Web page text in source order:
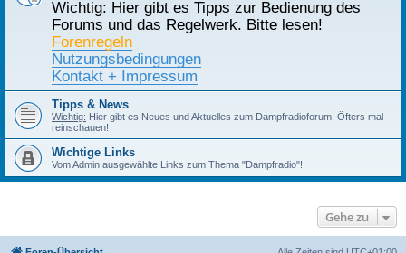
Wichtig: Hier gibt es Tipps zur Bedienung des
Forums und das Regelwerk. Bitte lesen!
Forenregeln
Nutzungsbedingungen
Kontakt + Impressum
Tipps & News
Wichtig: Hier gibt es Neues und Aktuelles zum Dampfradioforum! Öfters mal
reinschauen!
Wichtige Links
Vom Admin ausgewählte Links zum Thema "Dampfradio"!
Gehe zu